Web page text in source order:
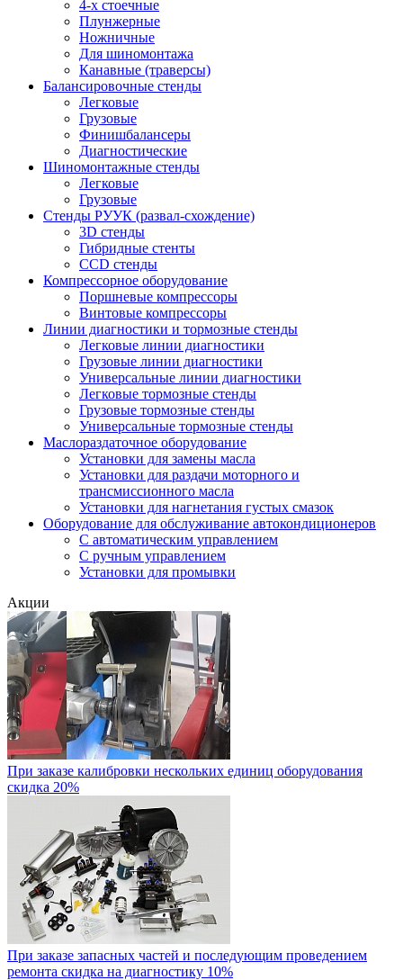
4-х стоечные
Плунжерные
Ножничные
Для шиномонтажа
Канавные (траверсы)
Балансировочные стенды
Легковые
Грузовые
Финишбалансеры
Диагностические
Шиномонтажные стенды
Легковые
Грузовые
Стенды РУУК (развал-схождение)
3D стенды
Гибридные стенты
CCD стенды
Компрессорное оборудование
Поршневые компрессоры
Винтовые компрессоры
Линии диагностики и тормозные стенды
Легковые линии диагностики
Грузовые линии диагностики
Универсальные линии диагностики
Легковые тормозные стенды
Грузовые тормозные стенды
Универсальные тормозные стенды
Маслораздаточное оборудование
Установки для замены масла
Установки для раздачи моторного и
трансмиссионного масла
Установки для нагнетания густых смазок
Оборудование для обслуживание автокондиционеров
С автоматическим управлением
С ручным управлением
Установки для промывки
Акции
При заказе калибровки нескольких единиц оборудования
скидка 20%
При заказе запасных частей и последующим проведением
ремонта скидка на диагностику 10%